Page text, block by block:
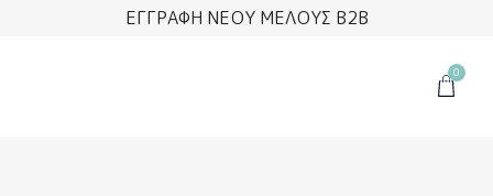
ΕΓΓΡΑΦΗ ΝΕΟΥ ΜΕΛΟΥΣ B2B
0
Cart